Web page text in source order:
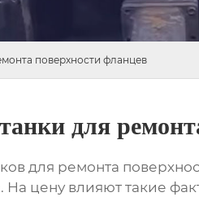
поверхности фланцев
для
для ремонта
На цену влияют такие